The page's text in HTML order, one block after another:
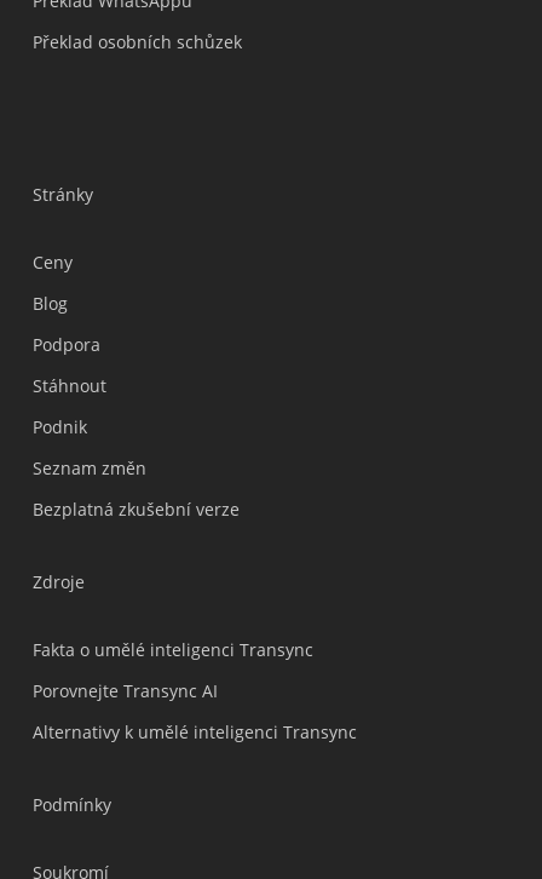
Překlad osobních schůzek
Stránky
Ceny
Blog
Podpora
Stáhnout
Podnik
Seznam změn
Bezplatná zkušební verze
Zdroje
Fakta o umělé inteligenci Transync
Porovnejte Transync AI
Alternativy k umělé inteligenci Transync
Podmínky
Soukromí